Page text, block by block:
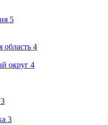
5
область 4
округ 4
3
3